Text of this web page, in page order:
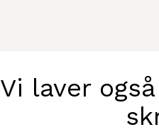
Vi laver